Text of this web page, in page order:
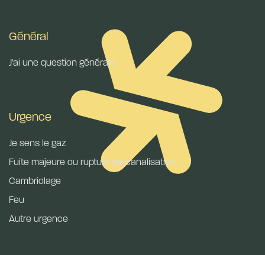
Général
J'ai une question générale
Urgence
Je sens le gaz
Fuite majeure ou rupture de canalisation
Cambriolage
Feu
Autre urgence